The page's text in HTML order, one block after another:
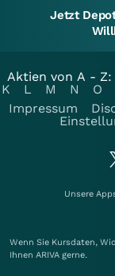
Jetzt
Aktien von A - Z:
K
L M N O
Impressum
Unsere
Wenn Sie Kursdaten,
Ihnen ARIVA gerne.